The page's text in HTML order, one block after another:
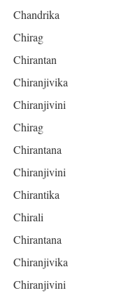
Chandrika
Chirag
Chirantan
Chiranjivika
Chiranjivini
Chirag
Chirantana
Chiranjivini
Chirantika
Chirali
Chirantana
Chiranjivika
Chiranjivini